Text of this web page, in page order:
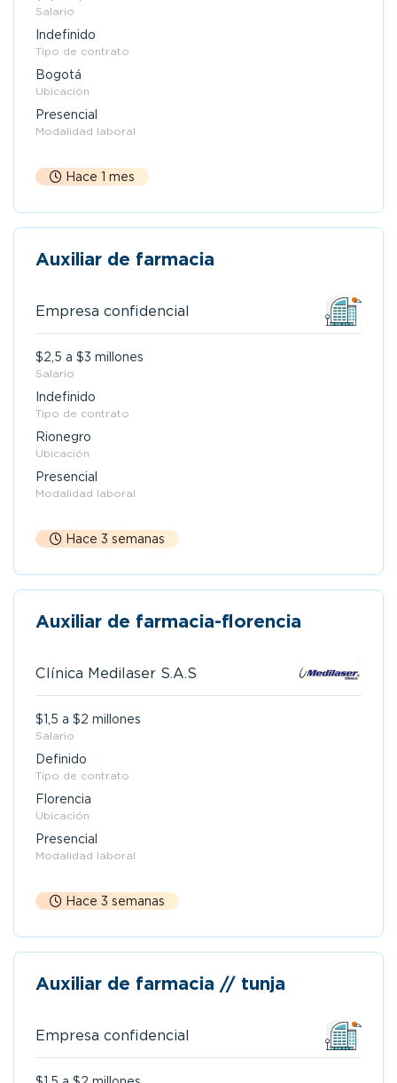
Salario
Indefinido
Tipo de contrato
Bogotá
Ubicación
Presencial
Modalidad laboral
Hace 1 mes
Auxiliar de farmacia
Empresa confidencial
$2,5 a $3 millones
Salario
Indefinido
Tipo de contrato
Rionegro
Ubicación
Presencial
Modalidad laboral
Hace 3 semanas
Auxiliar de farmacia-florencia
Clínica Medilaser S.A.S
$1,5 a $2 millones
Salario
Definido
Tipo de contrato
Florencia
Ubicación
Presencial
Modalidad laboral
Hace 3 semanas
Auxiliar de farmacia // tunja
Empresa confidencial